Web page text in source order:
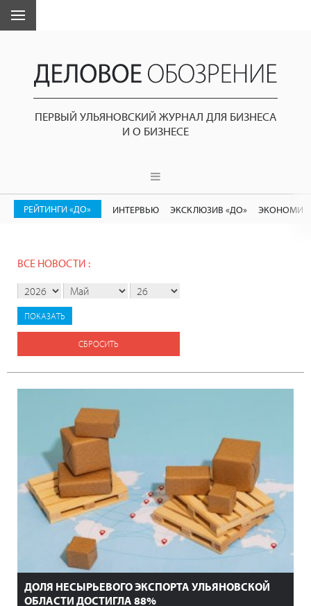
ПЕРВЫЙ УЛЬЯНОВСКИЙ ЖУРНАЛ ДЛЯ БИЗНЕСА
И О БИЗНЕСЕ
РЕЙТИНГИ «ДО» ИНТЕРВЬЮ ЭКСКЛЮЗИВ «ДО»
ВСЕ НОВОСТИ :
СБРОСИТЬ
ДОЛЯ НЕСЫРЬЕВОГО ЭКСПОРТА УЛЬЯНОВСКОЙ
ОБЛАСТИ ДОСТИГЛА 88%